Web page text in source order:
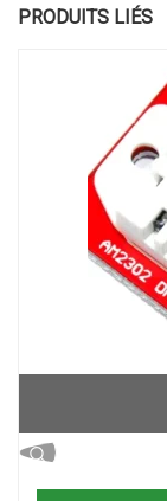
PRODUITS LIÉS